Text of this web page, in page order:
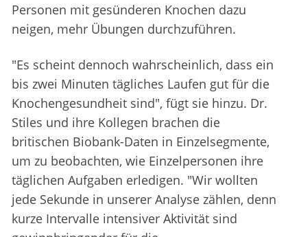
Personen mit gesünderen Knochen dazu
neigen, mehr Übungen durchzuführen.
"Es scheint dennoch wahrscheinlich, dass ein
bis zwei Minuten tägliches Laufen gut für die
Knochengesundheit sind", fügt sie hinzu. Dr.
Stiles und ihre Kollegen brachen die
britischen Biobank-Daten in Einzelsegmente,
um zu beobachten, wie Einzelpersonen ihre
täglichen Aufgaben erledigen. "Wir wollten
jede Sekunde in unserer Analyse zählen, denn
kurze Intervalle intensiver Aktivität sind